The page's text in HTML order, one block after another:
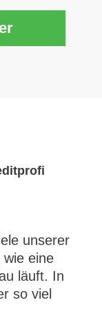
unserer
eine
läuft. In
so viel